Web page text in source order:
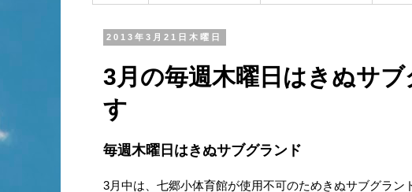
2013年3月21日木曜日
3月の毎週木曜日はきぬサ
す
毎週木曜日はきぬサブグランド
3月中は、七郷小体育館が使用不可のためきぬサブグラ